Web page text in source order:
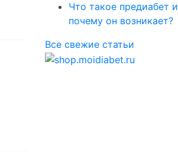
Что такое предиабет и
почему он возникает?
Все свежие статьи